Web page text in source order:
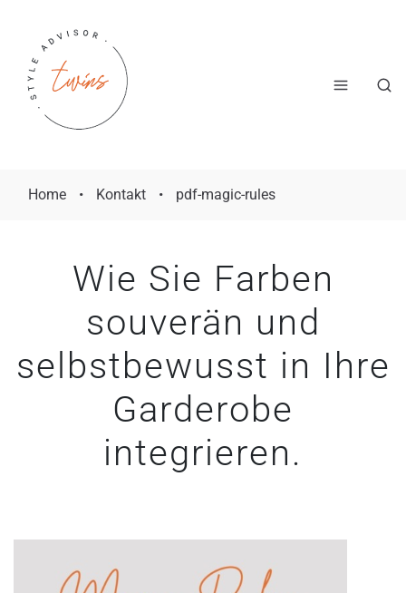
Home • Kontakt • pdf-magic-rules
Wie Sie Farben
souverän und
selbstbewusst in Ihre
Garderobe
integrieren.